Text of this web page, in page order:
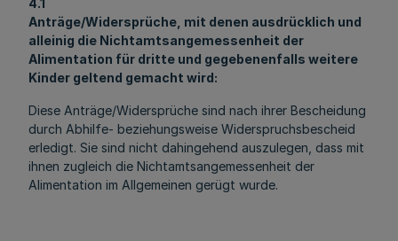
4.1
Anträge/Widersprüche, mit denen ausdrücklich und
alleinig die Nichtamtsangemessenheit der
Alimentation für dritte und gegebenenfalls weitere
Kinder geltend gemacht wird:
Diese Anträge/Widersprüche sind nach ihrer Bescheidung
durch Abhilfe- beziehungsweise Widerspruchsbescheid
erledigt. Sie sind nicht dahingehend auszulegen, dass mit
ihnen zugleich die Nichtamtsangemessenheit der
Alimentation im Allgemeinen gerügt wurde.